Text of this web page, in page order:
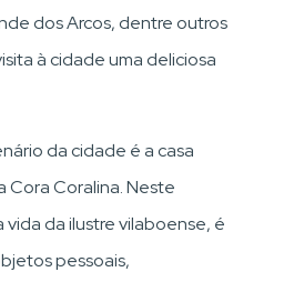
dos Arcos, dentre outros
à cidade uma deliciosa
da cidade é a casa
Cora Coralina. Neste
da ilustre vilaboense, é
pessoais,